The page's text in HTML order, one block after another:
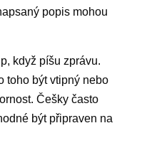
popis mohou
když píšu zprávu.
toho být vtipný nebo
Češky často
být připraven na